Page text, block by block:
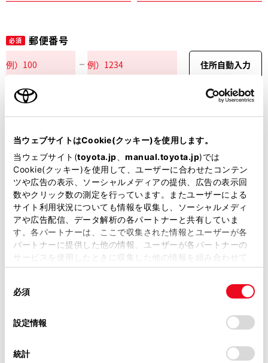
当ウェブサイトはCookie(クッキー)を使用します。
当ウェブサイト(toyota.jp manual.toyota.jp)では
Cookie(クッキー)を使用して、ユーザーに合わせたコンテン
ツや広告の表示、ソーシャルメディアの提供、広告の表示回
数やクリック数の測定を行っています。またユーザーによる
サイト利用状況についても情報を収集し、ソーシャルメディ
アや広告配信、データ解析の各パートナーと共有していま
す。各パートナーは、ここで収集された情報とユーザーが各
パートナーに提供した他の情報、ユーザーが各パートナーの
サービスを使用したときに収集した他の情報を組み合わせて
使用することがあります。当ウェブサイトの使用を続行する
デバイスにすべてのCookie(クッキー)が保存されることに同
意したことになります。Cookie(クッキー)のオプトアウト、
設定の変更、同意を撤回したりするにあたっては、当社の
「Cookie（クッキー）情報の取り扱いについて
」をご覧くだ
必須
設定情報
統計
必須 郵便番号
住所自動入力
必須 都道府県
必須 市区町村名
必須 丁目番地
任意 建物名